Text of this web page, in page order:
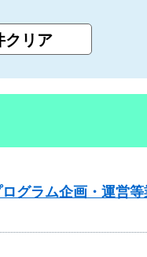
グラム企画・運営